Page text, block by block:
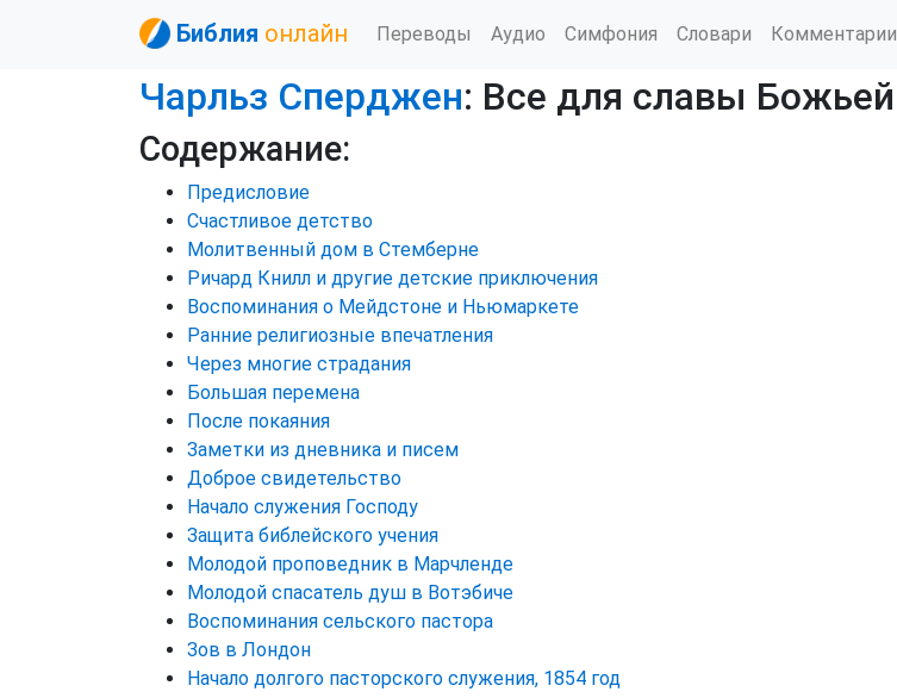
Библия онлайн Переводы Аудио Симфония Словари Комментарии
Чарльз Сперджен: Все для славы Божьей
Содержание:
Предисловие
Счастливое детство
Молитвенный дом в Стемберне
Ричард Книлл и другие детские приключения
Воспоминания о Мейдстоне и Ньюмаркете
Ранние религиозные впечатления
Через многие страдания
Большая перемена
После покаяния
Заметки из дневника и писем
Доброе свидетельство
Начало служения Господу
Защита библейского учения
Молодой проповедник в Марчленде
Молодой спасатель душ в Вотэбиче
Воспоминания сельского пастора
Зов в Лондон
Начало долгого пасторского служения, 1854 год